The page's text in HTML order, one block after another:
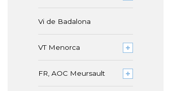
Vi de Badalona
VT Menorca
FR, AOC Meursault